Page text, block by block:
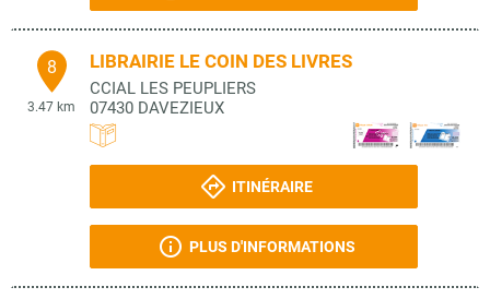
8
3.47 km
LIBRAIRIE LE COIN DES LIVRES
CCIAL LES PEUPLIERS
07430 DAVEZIEUX
ITINÉRAIRE
PLUS D'INFORMATIONS